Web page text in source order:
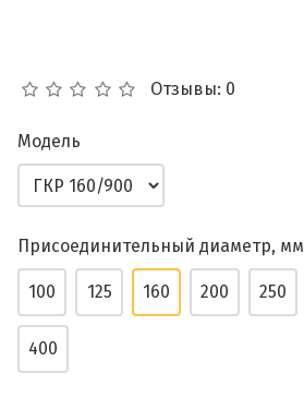
Отзывы: 0
Модель
Присоединительный диаметр, мм
100 125 160 200 250
400